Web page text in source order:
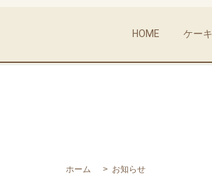
HOME ケーキ
ホーム お知らせ